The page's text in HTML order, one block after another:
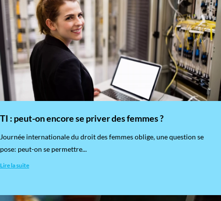
TI : peut-on encore se priver des femmes ?
​Journée internationale du droit des femmes oblige, une question se
pose: peut-on se permettre...
Lire la suite